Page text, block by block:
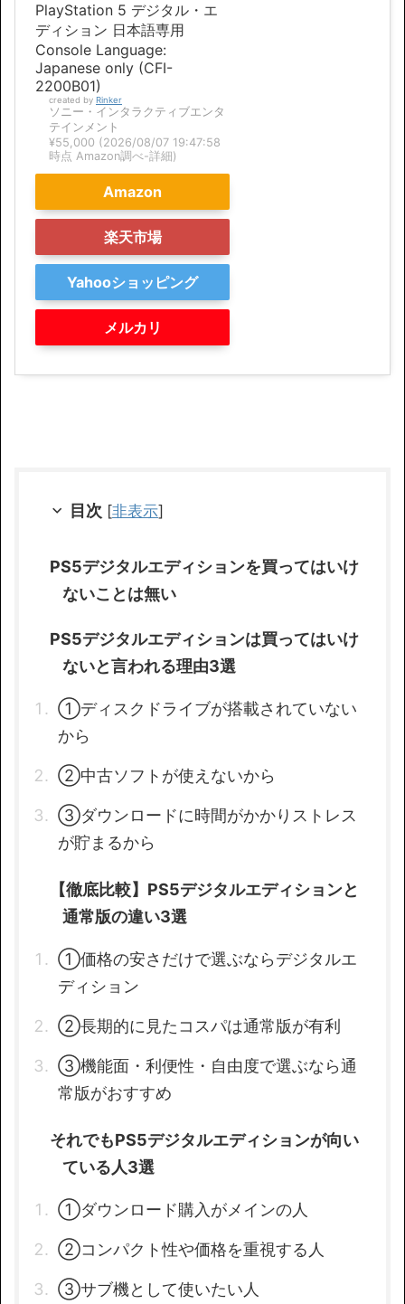
PlayStation 5 デジタル・エ
ディション 日本語専用
Console Language:
Japanese only (CFI-
2200B01)
created by Rinker
ソニー・インタラクティブエンタ
テインメント
¥55,000 (2026/08/07 19:47:58
時点 Amazon調べ-詳細)
Amazon
楽天市場
Yahooショッピング
メルカリ
目次 [非表示]
PS5デジタルエディションを買ってはいけ
ないことは無い
PS5デジタルエディションは買ってはいけ
ないと言われる理由3選
①ディスクドライブが搭載されていない
から
②中古ソフトが使えないから
③ダウンロードに時間がかかりストレス
が貯まるから
【徹底比較】PS5デジタルエディションと
通常版の違い3選
①価格の安さだけで選ぶならデジタルエ
ディション
②長期的に見たコスパは通常版が有利
③機能面・利便性・自由度で選ぶなら通
常版がおすすめ
それでもPS5デジタルエディションが向い
ている人3選
①ダウンロード購入がメインの人
②コンパクト性や価格を重視する人
③サブ機として使いたい人